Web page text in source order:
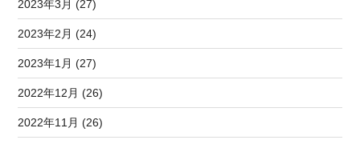
2023年3月 (27)
2023年2月 (24)
2023年1月 (27)
2022年12月 (26)
2022年11月 (26)